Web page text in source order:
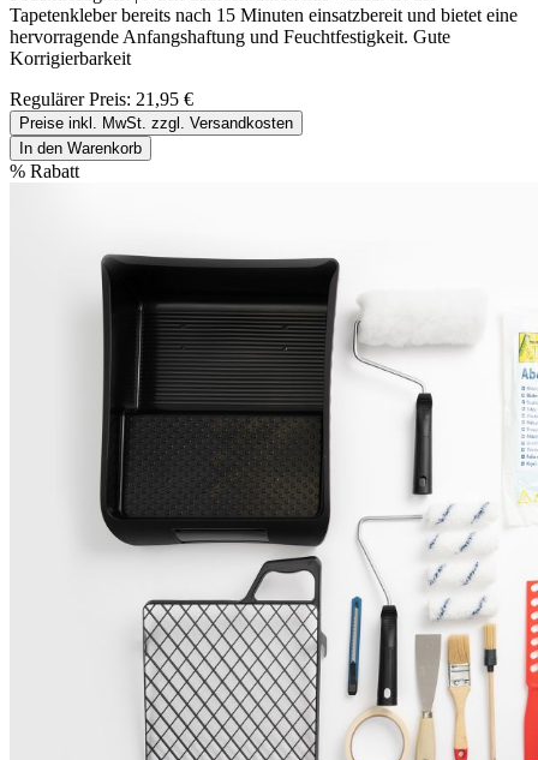
Tapetenkleber bereits nach 15 Minuten einsatzbereit und bietet eine
hervorragende Anfangshaftung und Feuchtfestigkeit. Gute
Korrigierbarkeit
Regulärer Preis: 21,95 €
Preise inkl. MwSt. zzgl. Versandkosten
In den Warenkorb
% Rabatt